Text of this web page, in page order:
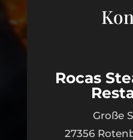
Rocas
Große
27356